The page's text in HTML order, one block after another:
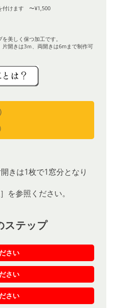
付けます 〜¥1,500
美しく保つ加工です。
開きは3ｍ、両開きは6mまで制作可
きは1枚で1窓分となり
を参照ください。
ステップ
さい
さい
さい